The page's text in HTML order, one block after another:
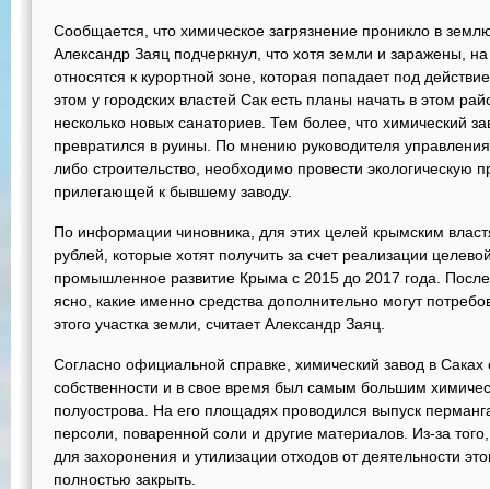
Сообщается, что химическое загрязнение проникло в
Александр Заяц подчеркнул, что хотя земли и заражены,
относятся к курортной зоне, которая попадает под
этом у городских властей Сак есть планы начать в этом
несколько новых санаториев. Тем более, что химический
превратился в руины. По мнению руководителя
либо строительство, необходимо провести экологическую
прилегающей к бывшему заводу.
По информации чиновника, для этих целей крымским
рублей, которые хотят получить за счет реализации
промышленное развитие Крыма с 2015 до 2017 года. После
ясно, какие именно средства дополнительно могут
этого участка земли, считает Александр Заяц.
Согласно официальной справке, химический завод в
собственности и в свое время был самым большим
полуострова. На его площадях проводился выпуск
персоли, поваренной соли и другие материалов. Из-за
для захоронения и утилизации отходов от деятельности
полностью закрыть.